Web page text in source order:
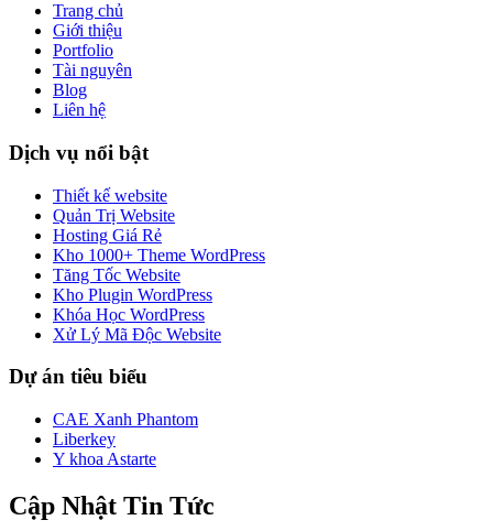
Trang chủ
Giới thiệu
Portfolio
Tài nguyên
Blog
Liên hệ
Dịch vụ nổi bật
Thiết kế website
Quản Trị Website
Hosting Giá Rẻ
Kho 1000+ Theme WordPress
Tăng Tốc Website
Kho Plugin WordPress
Khóa Học WordPress
Xử Lý Mã Độc Website
Dự án tiêu biểu
CAE Xanh Phantom
Liberkey
Y khoa Astarte
Cập Nhật Tin Tức